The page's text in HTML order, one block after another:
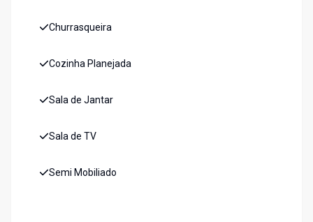
Churrasqueira
Cozinha Planejada
Sala de Jantar
Sala de TV
Semi Mobiliado